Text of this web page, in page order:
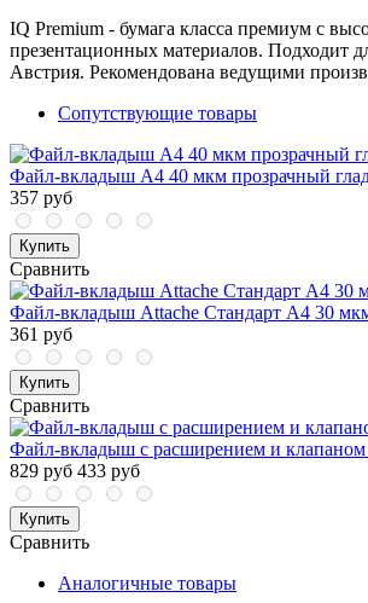
IQ Premium - бумага класса премиум с
презентационных материалов. Подходит
Австрия. Рекомендована ведущими
Сопутствующие товары
Файл-вкладыш А4 40 мкм прозрачный
357 руб
Купить
Сравнить
Файл-вкладыш Attache Стандарт А4 30
361 руб
Купить
Сравнить
Файл-вкладыш с расширением и
829 руб 433 руб
Купить
Сравнить
Аналогичные товары